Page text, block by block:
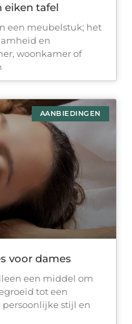
eiken tafel
een meubelstuk; het
en
woonkamer of
AANBIEDINGEN
voor dames
een middel om
tot een
persoonlijke stijl en